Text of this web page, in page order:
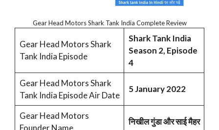
Gear Head Motors Shark Tank India Complete Review
Gear Head Motors Shark
Tank India Episode
Shark Tank India
Season 2, Episode
4
Gear Head Motors Shark
Tank India Episode Air Date
5 January 2022
Gear Head Motors
Founder Name
निखील गुंडा और साई मैहर